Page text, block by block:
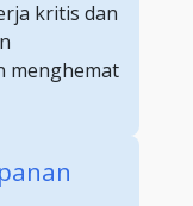
kritis dan
menghemat